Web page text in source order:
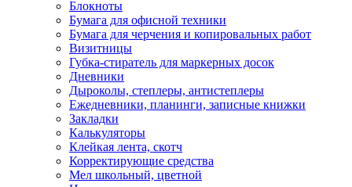
Блокноты
Бумага для офисной техники
Бумага для черчения и копировальных работ
Визитницы
Губка-стиратель для маркерных досок
Дневники
Дыроколы, степлеры, антистеплеры
Ежедневники, планинги, записные книжки
Закладки
Калькуляторы
Клейкая лента, скотч
Корректирующие средства
Мел школьный, цветной